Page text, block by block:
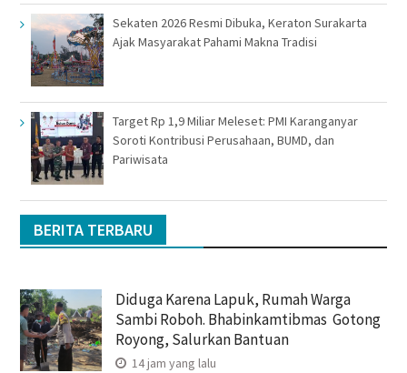
Sekaten 2026 Resmi Dibuka, Keraton Surakarta
Ajak Masyarakat Pahami Makna Tradisi
Target Rp 1,9 Miliar Meleset: PMI Karanganyar
Soroti Kontribusi Perusahaan, BUMD, dan
Pariwisata
BERITA TERBARU
Diduga Karena Lapuk, Rumah Warga
Sambi Roboh. Bhabinkamtibmas Gotong
Royong, Salurkan Bantuan
14 jam yang lalu